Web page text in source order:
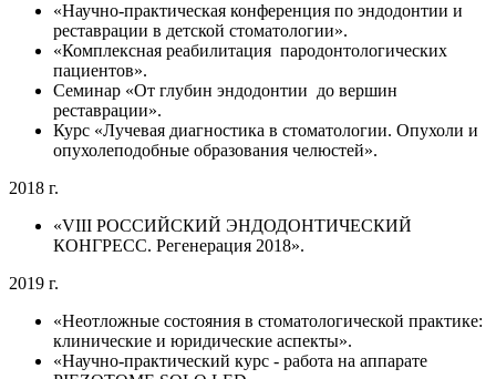
«Научно-практическая конференция по эндодонтии и
реставрации в детской стоматологии».
«Комплексная реабилитация пародонтологических
пациентов».
Семинар «От глубин эндодонтии до вершин
реставрации».
Курс «Лучевая диагностика в стоматологии. Опухоли и
опухолеподобные образования челюстей».
2018 г.
«VIII РОССИЙСКИЙ ЭНДОДОНТИЧЕСКИЙ
КОНГРЕСС. Регенерация 2018».
2019 г.
«Неотложные состояния в стоматологической практике:
клинические и юридические аспекты».
«Научно-практический курс - работа на аппарате